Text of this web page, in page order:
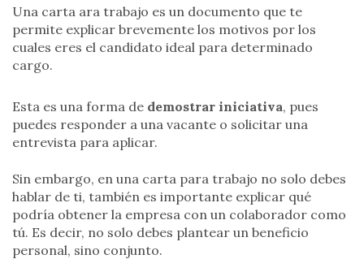
Una carta ara trabajo es un documento que te
permite explicar brevemente los motivos por los
cuales eres el candidato ideal para determinado
cargo.
Esta es una forma de demostrar iniciativa, pues
puedes responder a una vacante o solicitar una
entrevista para aplicar.
Sin embargo, en una carta para trabajo no solo debes
hablar de ti, también es importante explicar qué
podría obtener la empresa con un colaborador como
tú. Es decir, no solo debes plantear un beneficio
personal, sino conjunto.